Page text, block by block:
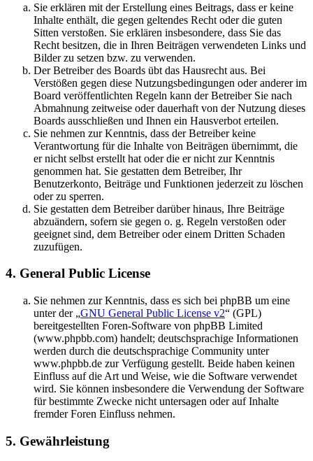
Sie erklären mit der Erstellung eines Beitrags, dass er keine
Inhalte enthält, die gegen geltendes Recht oder die guten
Sitten verstoßen. Sie erklären insbesondere, dass Sie das
Recht besitzen, die in Ihren Beiträgen verwendeten Links und
Bilder zu setzen bzw. zu verwenden.
Der Betreiber des Boards übt das Hausrecht aus. Bei
Verstößen gegen diese Nutzungsbedingungen oder anderer im
Board veröffentlichten Regeln kann der Betreiber Sie nach
Abmahnung zeitweise oder dauerhaft von der Nutzung dieses
Boards ausschließen und Ihnen ein Hausverbot erteilen.
Sie nehmen zur Kenntnis, dass der Betreiber keine
Verantwortung für die Inhalte von Beiträgen übernimmt, die
er nicht selbst erstellt hat oder die er nicht zur Kenntnis
genommen hat. Sie gestatten dem Betreiber, Ihr
Benutzerkonto, Beiträge und Funktionen jederzeit zu löschen
oder zu sperren.
Sie gestatten dem Betreiber darüber hinaus, Ihre Beiträge
abzuändern, sofern sie gegen o. g. Regeln verstoßen oder
geeignet sind, dem Betreiber oder einem Dritten Schaden
zuzufügen.
4. General Public License
Sie nehmen zur Kenntnis, dass es sich bei phpBB um eine
unter der „GNU General Public License v2“ (GPL)
bereitgestellten Foren-Software von phpBB Limited
(www.phpbb.com) handelt; deutschsprachige Informationen
werden durch die deutschsprachige Community unter
www.phpbb.de zur Verfügung gestellt. Beide haben keinen
Einfluss auf die Art und Weise, wie die Software verwendet
wird. Sie können insbesondere die Verwendung der Software
für bestimmte Zwecke nicht untersagen oder auf Inhalte
fremder Foren Einfluss nehmen.
5. Gewährleistung